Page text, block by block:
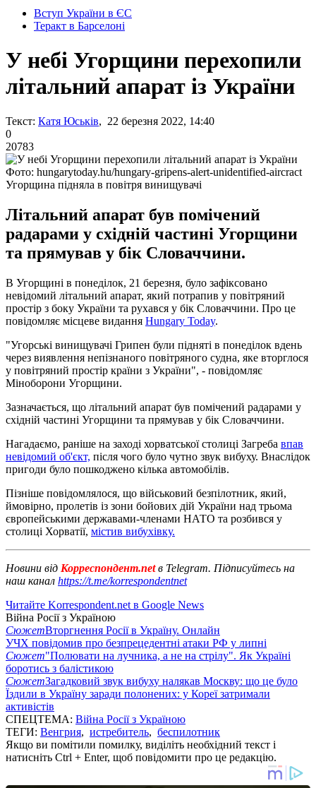
Вступ України в ЄС
Теракт в Барселоні
У небі Угорщини перехопили
літальний апарат із України
Текст: Катя Юськів, 22 березня 2022, 14:40
0
20783
Фото: hungarytoday.hu/hungary-gripens-alert-unidentified-aircract
Угорщина підняла в повітря винищувачі
Літальний апарат був помічений
радарами у східній частині Угорщини
та прямував у бік Словаччини.
В Угорщині в понеділок, 21 березня, було зафіксовано
невідомий літальний апарат, який потрапив у повітряний
простір з боку України та рухався у бік Словаччини. Про це
повідомляє місцеве видання Hungary Today.
"Угорські винищувачі Грипен були підняті в понеділок вдень
через виявлення непізнаного повітряного судна, яке вторглося
у повітряний простір країни з України", - повідомляє
Міноборони Угорщини.
Зазначається, що літальний апарат був помічений радарами у
східній частині Угорщини та прямував у бік Словаччини.
Нагадаємо, раніше на заході хорватської столиці Загреба впав
невідомий об'єкт, після чого було чутно звук вибуху. Внаслідок
пригоди було пошкоджено кілька автомобілів.
Пізніше повідомлялося, що військовий безпілотник, який,
ймовірно, пролетів із зони бойових дій України над трьома
європейськими державами-членами НАТО та розбився у
столиці Хорватії, містив вибухівку.
Новини від Корреспондент.netв Telegram. Підписуйтесь на
наш канал https://t.me/korrespondentnet
Читайте Korrespondent.net в Google News
Війна Росії з Україною
СюжетВторгнення Росії в Україну. Онлайн
УЧХ повідомив про безпрецедентні атаки РФ у липні
Сюжет"Полювати на лучника, а не на стрілу". Як Україні
боротись з балістикою
СюжетЗагадковий звук вибуху налякав Москву: що це було
Їздили в Україну заради полонених: у Кореї затримали
активістів
СПЕЦТЕМА: Війна Росії з Україною
ТЕГИ: Венгрия, истребитель, беспилотник
Якщо ви помітили помилку, виділіть необхідний текст і
натисніть Ctrl + Enter, щоб повідомити про це редакцію.